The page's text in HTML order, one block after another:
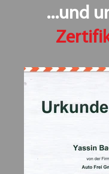
...und